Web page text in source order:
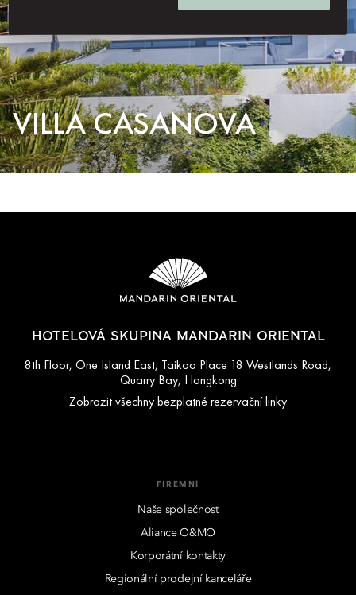
VILLA CASANOVA
HOTELOVÁ SKUPINA MANDARIN ORIENTAL
8th Floor, One Island East, Taikoo Place 18 Westlands Road,
Quarry Bay, Hongkong
Zobrazit všechny bezplatné rezervační linky
FIREMNÍ
Naše společnost
Aliance O&MO
Korporátní kontakty
Regionální prodejní kanceláře